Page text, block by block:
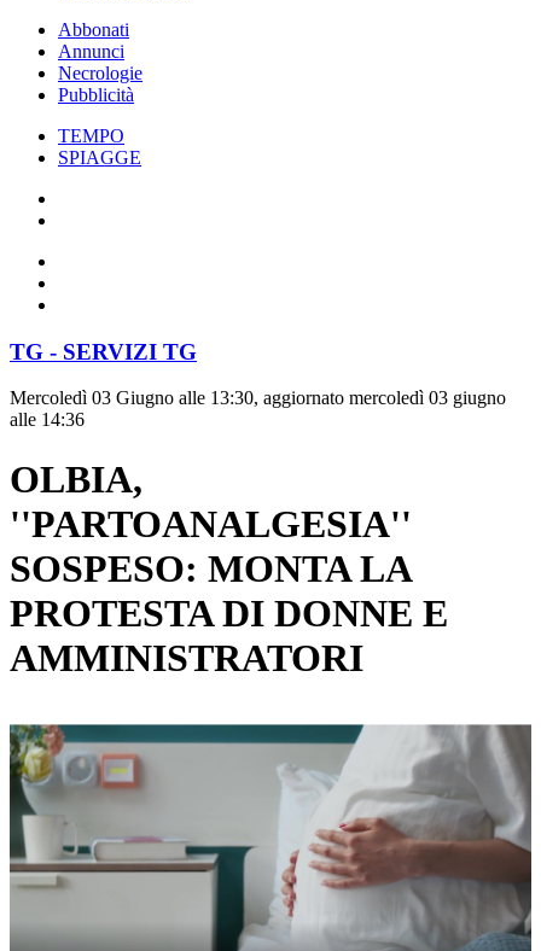
Abbonati
Annunci
Necrologie
Pubblicità
TEMPO
SPIAGGE
TG - SERVIZI TG
Mercoledì 03 Giugno alle 13:30, aggiornato mercoledì 03 giugno
alle 14:36
OLBIA,
''PARTOANALGESIA''
SOSPESO: MONTA LA
PROTESTA DI DONNE E
AMMINISTRATORI